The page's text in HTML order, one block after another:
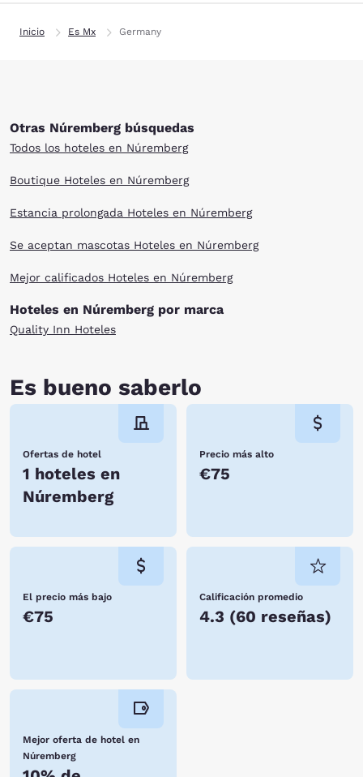
Inicio Es Mx Germany
Otras Núremberg búsquedas
Todos los hoteles en Núremberg
Boutique Hoteles en Núremberg
Estancia prolongada Hoteles en Núremberg
Se aceptan mascotas Hoteles en Núremberg
Mejor calificados Hoteles en Núremberg
Hoteles en Núremberg por marca
Quality Inn Hoteles
Es bueno saberlo
Ofertas de hotel
1 hoteles en
Núremberg
Precio más alto
€75
El precio más bajo
€75
Calificación promedio
4.3 (60 reseñas)
Mejor oferta de hotel en
Núremberg